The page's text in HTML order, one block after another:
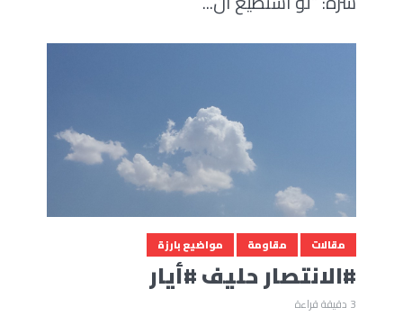
مقالات مقاومة مواضيع بارزة
#الانتصار حليف #أيار
3 دقيقة قراءة